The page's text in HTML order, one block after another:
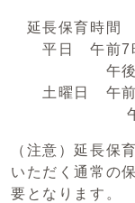
延長保育時間
平日 午前7時
午後4時30
土曜日 午前7
午後4時
（注意）延長保
いただく通常の
要となります。